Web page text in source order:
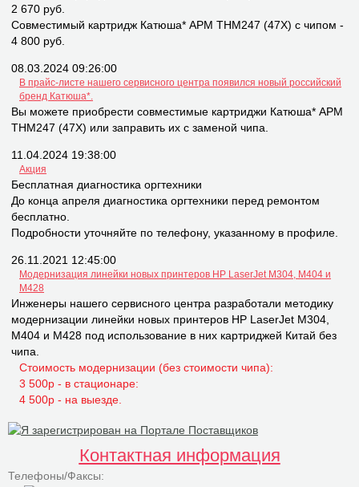
2 670 руб.
Совместимый картридж Катюша* APM THM247 (47X) с чипом -
4 800 руб.
08.03.2024 09:26:00
В прайс-листе нашего сервисного центра появился новый российский
бренд Катюша*.
Вы можете приобрести совместимые картриджи Катюша* APM
THM247 (47X) или заправить их с заменой чипа.
11.04.2024 19:38:00
Акция
Бесплатная диагностика оргтехники
До конца апреля диагностика оргтехники перед ремонтом
бесплатно.
Подробности уточняйте по телефону, указанному в профиле.
26.11.2021 12:45:00
Модернизация линейки новых принтеров НР LaserJet M304, M404 и
M428
Инженеры нашего сервисного центра разработали методику
модернизации линейки новых принтеров НР LaserJet M304,
M404 и M428 под использование в них картриджей Китай без
чипа.
Стоимость модернизации (без стоимости чипа):
3 500р - в стационаре:
4 500р - на выезде.
Контактная информация
Телефоны/Факсы: